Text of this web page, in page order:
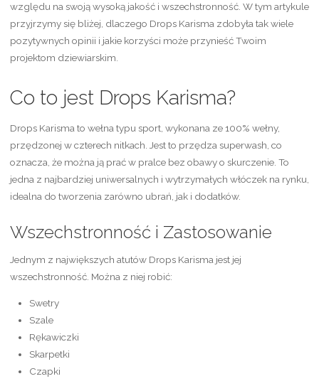
względu na swoją wysoką jakość i wszechstronność. W tym artykule
przyjrzymy się bliżej, dlaczego Drops Karisma zdobyła tak wiele
pozytywnych opinii i jakie korzyści może przynieść Twoim
projektom dziewiarskim.
Co to jest Drops Karisma?
Drops Karisma to wełna typu sport, wykonana ze 100% wełny,
przędzonej w czterech nitkach. Jest to przędza superwash, co
oznacza, że można ją prać w pralce bez obawy o skurczenie. To
jedna z najbardziej uniwersalnych i wytrzymałych włóczek na rynku,
idealna do tworzenia zarówno ubrań, jak i dodatków.
Wszechstronność i Zastosowanie
Jednym z największych atutów Drops Karisma jest jej
wszechstronność. Można z niej robić:
Swetry
Szale
Rękawiczki
Skarpetki
Czapki